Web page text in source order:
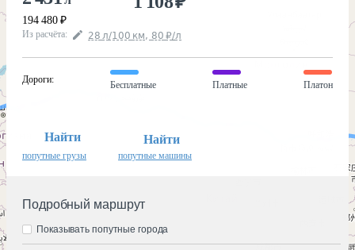
194 480 ₽
Из расчёта: 28 л/100 км, 80 ₽/л
Дороги:
Бесплатные Платные Платон
Найти
попутные грузы
Найти
попутные машины
Подробный маршрут
Показывать попутные города